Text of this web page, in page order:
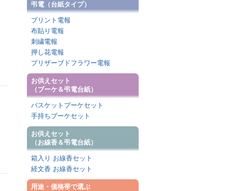
弔電（台紙タイプ）
プリント電報
布貼り電報
刺繍電報
押し花電報
プリザーブドフラワー電報
お供えセット
（ブーケ＆弔電台紙）
バスケットブーケセット
手持ちブーケセット
お供えセット
（お線香＆弔電台紙）
箱入り お線香セット
経文香 お線香セット
用途・価格帯で選ぶ